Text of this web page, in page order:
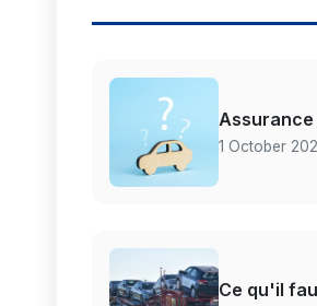
Assurance
1 October
Ce qu'il